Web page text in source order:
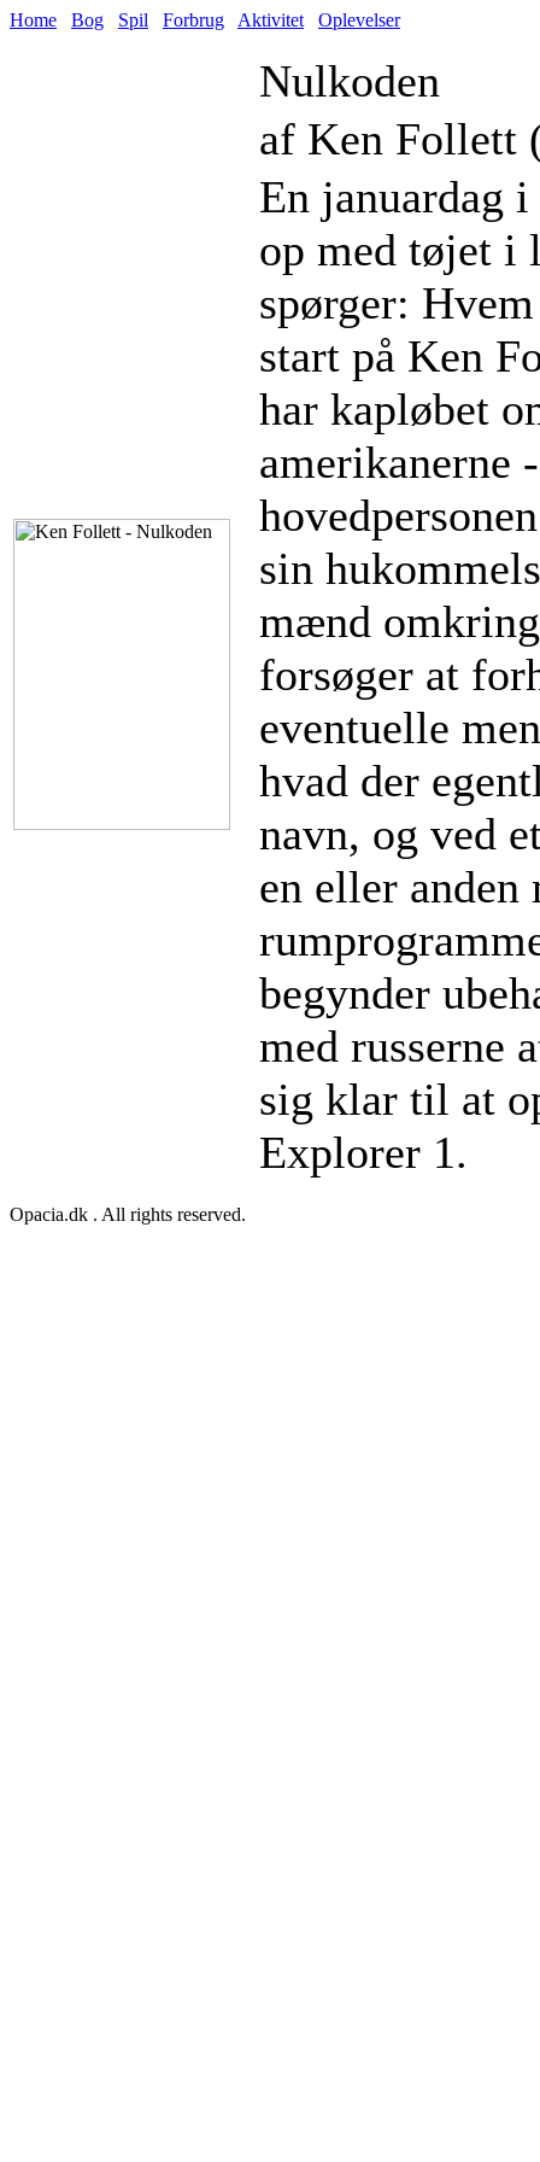
Home Bog Spil Forbrug Aktivitet Oplevelser
Nulkoden
af Ken Follett
En januardag
op med tøjet i
spørger:
start på Ken
har kapløbet
amerikanerne
sin
mænd
forsøger at
eventuelle
hvad der
navn, og ved
en eller anden
begynder
med russerne
sig klar til at
Explorer 1.
Opacia.dk . All rights reserved.